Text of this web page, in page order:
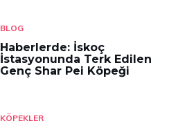
BLOG
Haberlerde: İskoç
İstasyonunda Terk Edilen
Genç Shar Pei Köpeği
KÖPEKLER